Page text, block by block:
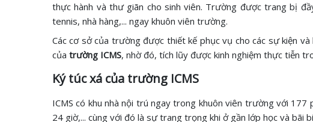
thực hành và thư giãn cho sinh viên. Trường được trang bị
tennis, nhà hàng,... ngay khuôn viên trường.
Các cơ sở của trường được thiết kế phục vụ cho các sự kiện
của trường ICMS, nhờ đó, tích lũy được kinh nghiệm thực tiễn
Ký túc xá của trường ICMS
ICMS có khu nhà nội trú ngay trong khuôn viên trường với
24 giờ,... cùng với đó là sự trang trọng khi ở gần lớp học và bãi